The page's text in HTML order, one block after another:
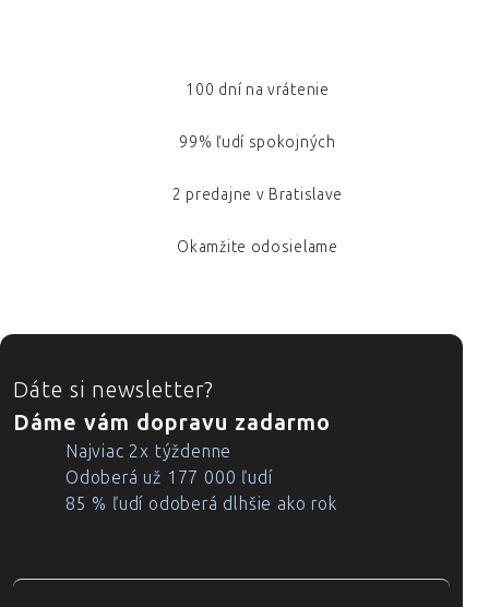
100 dní na vrátenie
99% ľudí spokojných
2 predajne v Bratislave
Okamžite odosielame
ZÁPÄTIE
Dáte si newsletter?
Dáme vám dopravu zadarmo
Najviac 2x týždenne
Odoberá už 177 000 ľudí
85 % ľudí odoberá dlhšie ako rok